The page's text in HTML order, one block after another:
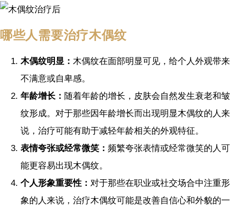
哪些人需要治疗木偶纹
木偶纹明显： 木偶纹在面部明显可见，给个人外观带来
不满意或自卑感。
年龄增长： 随着年龄的增长，皮肤会自然发生衰老和皱
纹形成。对于那些因年龄增长而出现明显木偶纹的人来
说，治疗可能有助于减轻年龄相关的外观特征。
表情夸张或经常微笑： 频繁夸张表情或经常微笑的人可
能更容易出现木偶纹。
个人形象重要性： 对于那些在职业或社交场合中注重形
象的人来说，治疗木偶纹可能是改善自信心和外貌的一